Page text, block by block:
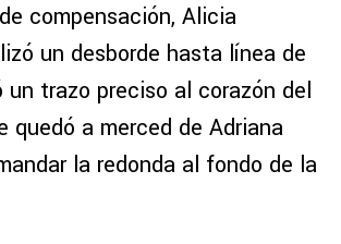
compensación, Alicia
un desborde hasta línea de
un trazo preciso al corazón del
quedó a merced de Adriana
la redonda al fondo de la